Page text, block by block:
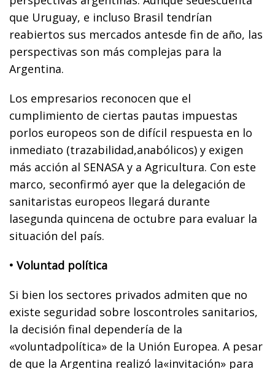
que Uruguay, e incluso Brasil tendrían
reabiertos sus mercados antesde fin de año, las
perspectivas son más complejas para la
Argentina.
Los empresarios reconocen que el
cumplimiento de ciertas pautas impuestas
porlos europeos son de difícil respuesta en lo
inmediato (trazabilidad,anabólicos) y exigen
más acción al SENASA y a Agricultura. Con este
marco, seconfirmó ayer que la delegación de
sanitaristas europeos llegará durante
lasegunda quincena de octubre para evaluar la
situación del país.
• Voluntad política
Si bien los sectores privados admiten que no
existe seguridad sobre loscontroles sanitarios,
la decisión final dependería de la
«voluntadpolítica» de la Unión Europea. A pesar
de que la Argentina realizó la«invitación» para